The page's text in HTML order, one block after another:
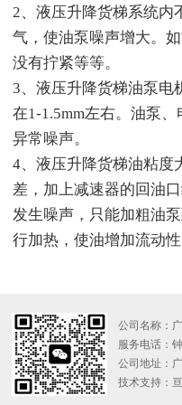
2、液压升降货梯系统内
气，使油泵噪声增大。
没有拧紧等等。
3、液压升降货梯油泵电
在1-1.5mm左右。油泵
异常噪声。
4、液压升降货梯油粘度
差，加上减速器的回油
发生噪声，只能加粗油
行加热，使油增加流动性
公司名称：
服务电话：
公司地址：
技术支持：